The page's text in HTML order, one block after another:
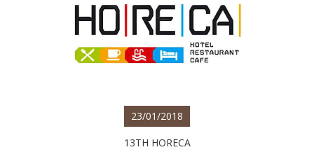
23/01/2018
13TH HORECA